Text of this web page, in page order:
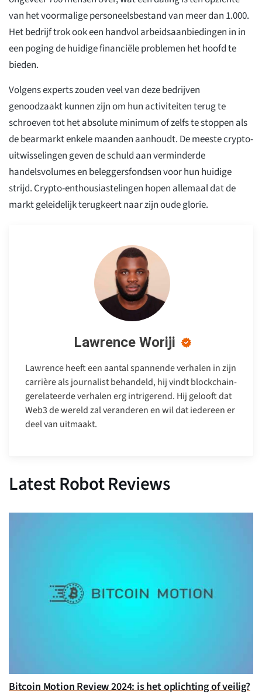
van het voormalige personeelsbestand van meer dan 1.000.
Het bedrijf trok ook een handvol arbeidsaanbiedingen in in
een poging de huidige financiële problemen het hoofd te
bieden.
Volgens experts zouden veel van deze bedrijven
genoodzaakt kunnen zijn om hun activiteiten terug te
schroeven tot het absolute minimum of zelfs te stoppen als
de bearmarkt enkele maanden aanhoudt. De meeste crypto-
uitwisselingen geven de schuld aan verminderde
handelsvolumes en beleggersfondsen voor hun huidige
strijd. Crypto-enthousiastelingen hopen allemaal dat de
markt geleidelijk terugkeert naar zijn oude glorie.
Lawrence Woriji
Lawrence heeft een aantal spannende verhalen in zijn
carrière als journalist behandeld, hij vindt blockchain-
gerelateerde verhalen erg intrigerend. Hij gelooft dat
Web3 de wereld zal veranderen en wil dat iedereen er
deel van uitmaakt.
Latest Robot Reviews
Bitcoin Motion Review 2024: is het oplichting of veilig?